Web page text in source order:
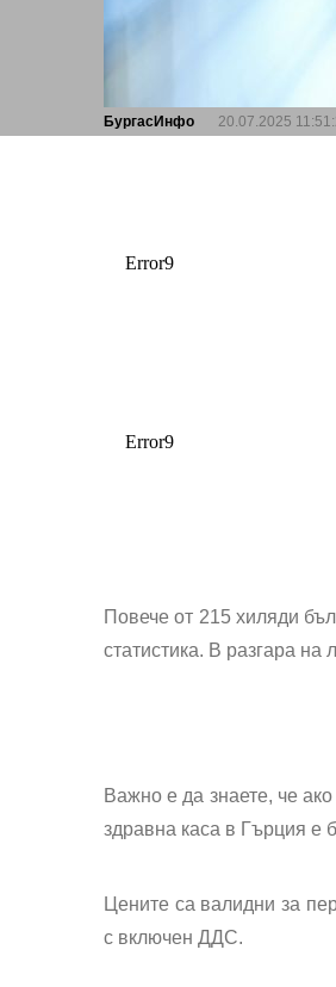
БургасИнфо 20.07.2025
Повече от 215 хиляди
статистика. В разгара на
Важно е да знаете, че
здравна каса в Гърция е
Цените са валидни за
с включен ДДС.